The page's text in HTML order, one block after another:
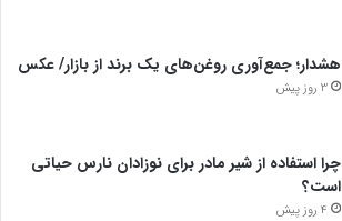
هشدار؛ جمع‌آوری روغن‌های یک برند از بازار/ عکس
3 روز پیش
چرا استفاده از شیر مادر برای نوزادان نارس حیاتی
است؟
4 روز پیش